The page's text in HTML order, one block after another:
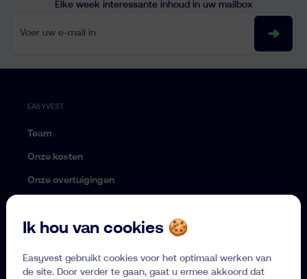
Ik hou van cookies 🍪
Easyvest gebruikt cookies voor het optimaal werken van
de site. Door verder te gaan, gaat u ermee akkoord dat
Elke week interessante inhoud in uw mailbox
EASYVEST
Team
Onze kosten
Onze overtuigingen
Over Easyvest
IPT